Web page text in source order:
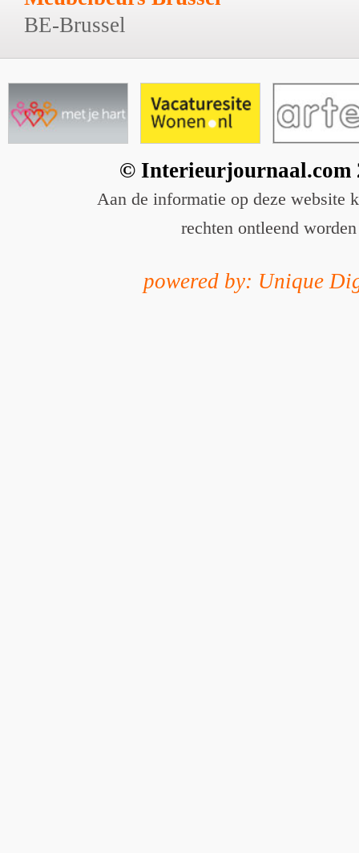
BE-Brussel
© Interieurjournaal.com
Aan de informatie op deze website
rechten ontleend worden
powered by: Unique